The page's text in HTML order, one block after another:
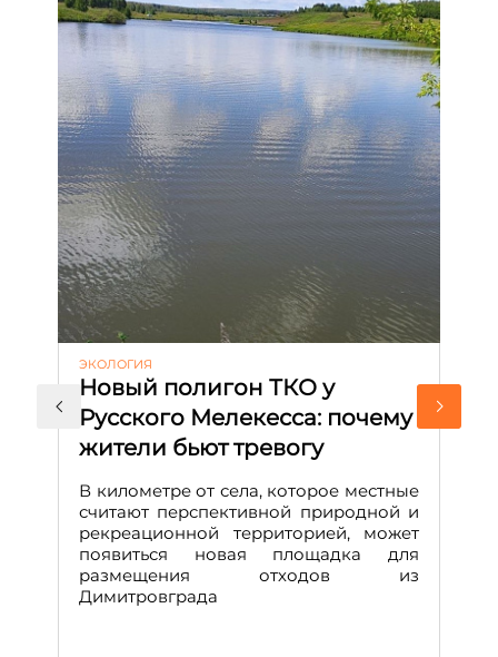
ЭКОЛОГИЯ
Новый полигон ТКО у
Русского Мелекесса: почему
жители бьют тревогу
В километре от села, которое местные
считают перспективной природной и
рекреационной территорией, может
появиться новая площадка для
размещения отходов из
Димитровграда